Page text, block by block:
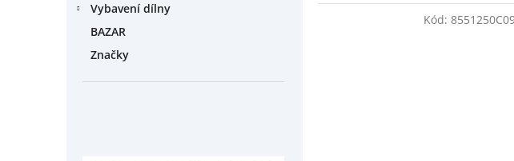
Vybavení dílny
BAZAR
Značky
Kód: